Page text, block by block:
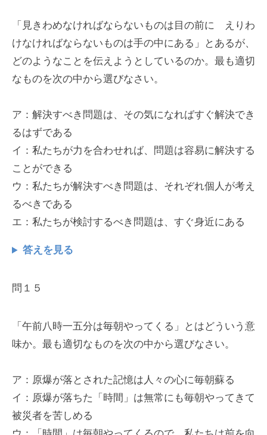
「見きわめなければならないものは目の前に えりわ
けなければならないものは手の中にある」とあるが、
どのようなことを伝えようとしているのか。最も適切
なものを次の中から選びなさい。
ア：解決すべき問題は、その気になればすぐ解決でき
るはずである
イ：私たちが力を合わせれば、問題は容易に解決する
ことができる
ウ：私たちが解決すべき問題は、それぞれ個人が考え
るべきである
エ：私たちが検討するべき問題は、すぐ身近にある
答えを見る
問１５
「午前八時一五分は毎朝やってくる」とはどういう意
味か。最も適切なものを次の中から選びなさい。
ア：原爆が落とされた記憶は人々の心に毎朝蘇る
イ：原爆が落ちた「時間」は無常にも毎朝やってきて
被災者を苦しめる